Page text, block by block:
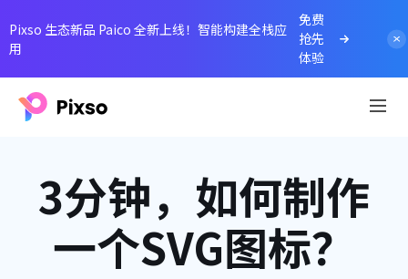
Pixso 生态新品 Paico 全新上线！智能构建全栈应
用
免费
抢先
体验
3分钟，如何制作
一个SVG图标？